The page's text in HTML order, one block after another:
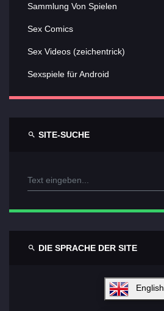
Sammlung Von Spielen
Sex Comics
Sex Videos (zeichentrick)
Sexspiele für Android
SITE-SUCHE
DIE SPRACHE DER SITE
English